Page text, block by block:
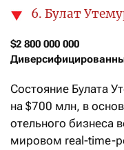
6. Булат
$2 800 000 000
Состояние Булата
на $700 млн, в
отельного бизнеса
мировом real-time-